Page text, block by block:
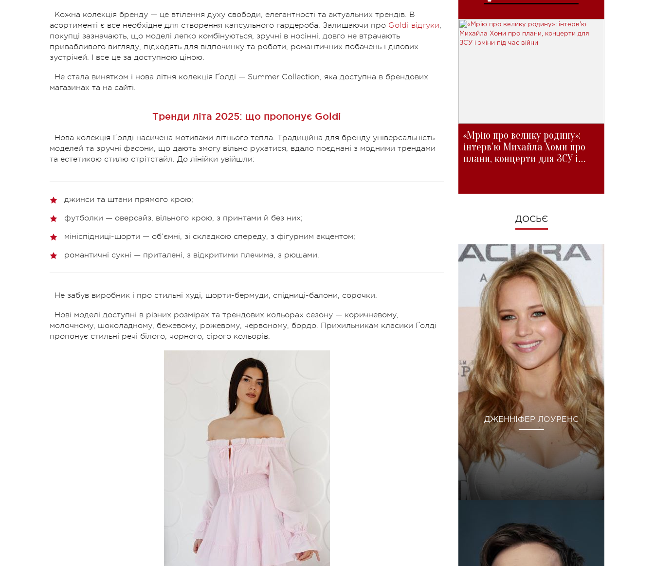
Кожна колекція бренду — це втілення духу свободи, елегантності та актуальних трендів. В
асортименті є все необхідне для створення капсульного гардероба. Залишаючи про Goldi відгуки,
покупці зазначають, що моделі легко комбінуються, зручні в носінні, довго не втрачають
привабливого вигляду, підходять для відпочинку та роботи, романтичних побачень і ділових
зустрічей. І все це за доступною ціною.
Не стала винятком і нова літня колекція Ґолді — Summer Collection, яка доступна в брендових
магазинах та на сайті.
Тренди літа 2025: що пропонує Goldi
Нова колекція Ґолді насичена мотивами літнього тепла. Традиційна для бренду універсальність
моделей та зручні фасони, що дають змогу вільно рухатися, вдало поєднані з модними трендами
та естетикою стилю стрітстайл. До лінійки увійшли:
джинси та штани прямого крою;
футболки — оверсайз, вільного крою, з принтами й без них;
мініспідниці-шорти — об’ємні, зі складкою спереду, з фігурним акцентом;
романтичні сукні — приталені, з відкритими плечима, з рюшами.
Не забув виробник і про стильні худі, шорти-бермуди, спідниці-балони, сорочки.
Нові моделі доступні в різних розмірах та трендових кольорах сезону — коричневому,
молочному, шоколадному, бежевому, рожевому, червоному, бордо. Прихильникам класики Ґолді
пропонує стильні речі білого, чорного, сірого кольорів.
«Мрію про велику родину»:
інтерв'ю Михайла Хоми про
плани, концерти для ЗСУ і
ДОСЬЄ
ДЖЕННІФЕР ЛОУРЕНС